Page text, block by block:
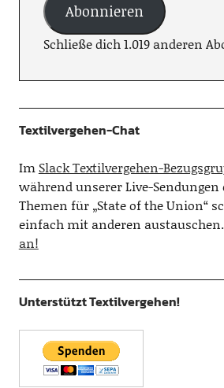
Abonnieren
Schließe dich 1.019 anderen
Textilvergehen-Chat
Im Slack Textilvergehen-
während unserer Live-
Themen für „State of the Union“
einfach mit anderen austauschen.
an!
Unterstützt Textilvergehen!